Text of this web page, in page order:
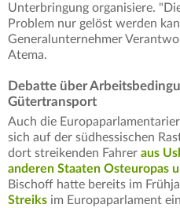
Unterbringung organisiere.
Problem nur gelöst werden
Generalunternehmer
Atema.
Debatte über
Gütertransport
Auch die
sich auf der südhessischen
dort streikenden Fahrer aus
anderen Staaten Osteuropas
Bischoff hatte bereits im
Streiks im Europaparlament